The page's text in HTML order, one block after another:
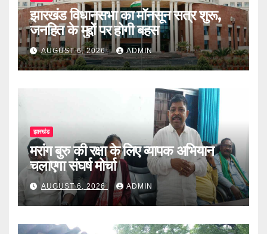
झारखंड विधानसभा का मॉनसून सत्र शुरू,
जनहित के मुद्दों पर होगी बहस
AUGUST 6, 2026 ADMIN
झारखंड
मरांग बुरु की रक्षा के लिए व्यापक अभियान
चलाएगा संघर्ष मोर्चा
AUGUST 6, 2026 ADMIN